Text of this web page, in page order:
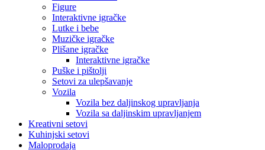
Figure
Interaktivne igračke
Lutke i bebe
Muzičke igračke
Plišane igračke
Interaktivne igračke
Puške i pištolji
Setovi za ulepšavanje
Vozila
Vozila bez daljinskog upravljanja
Vozila sa daljinskim upravljanjem
Kreativni setovi
Kuhinjski setovi
Maloprodaja